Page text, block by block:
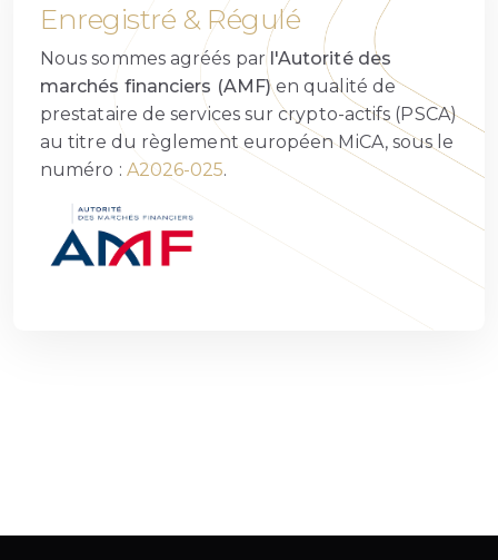
Enregistré & Régulé
Nous sommes agréés parl'Autorité des
marchés financiers (AMF)en qualité de
prestataire de services sur crypto-actifs (PSCA)
au titre du règlement européen MiCA, sous le
numéro : A2026-025.